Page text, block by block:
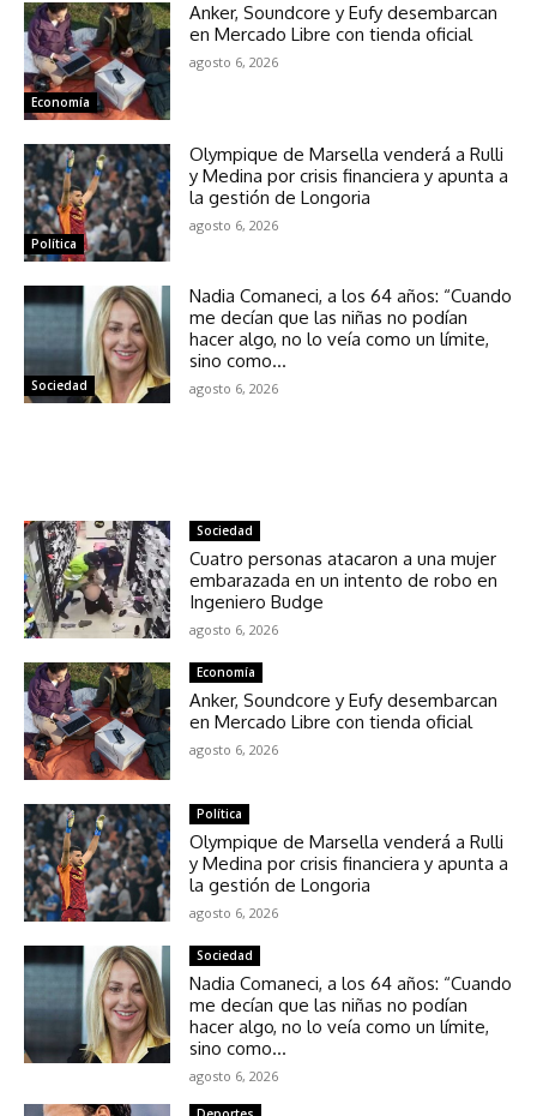
Economía
Anker, Soundcore y Eufy desembarcan
en Mercado Libre con tienda oficial
agosto 6, 2026
Política
Olympique de Marsella venderá a Rulli
y Medina por crisis financiera y apunta a
la gestión de Longoria
agosto 6, 2026
Sociedad
Nadia Comaneci, a los 64 años: “Cuando
me decían que las niñas no podían
hacer algo, no lo veía como un límite,
sino como...
agosto 6, 2026
Sociedad
Cuatro personas atacaron a una mujer
embarazada en un intento de robo en
Ingeniero Budge
agosto 6, 2026
Economía
Anker, Soundcore y Eufy desembarcan
en Mercado Libre con tienda oficial
agosto 6, 2026
Política
Olympique de Marsella venderá a Rulli
y Medina por crisis financiera y apunta a
la gestión de Longoria
agosto 6, 2026
Sociedad
Nadia Comaneci, a los 64 años: “Cuando
me decían que las niñas no podían
hacer algo, no lo veía como un límite,
sino como...
agosto 6, 2026